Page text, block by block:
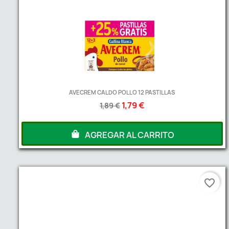
AVECREM CALDO POLLO 12 PASTILLAS
1,89 € 1,79 €
AGREGAR AL CARRITO
favorite_border